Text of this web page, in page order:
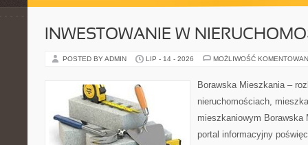
INWESTOWANIE W
POSTED BY ADMIN LIP - 14 - 2026 MOŻLIWOŚĆ
Borawska Mieszkania –
nieruchomościach,
mieszkaniowym Borawska
portal informacyjny